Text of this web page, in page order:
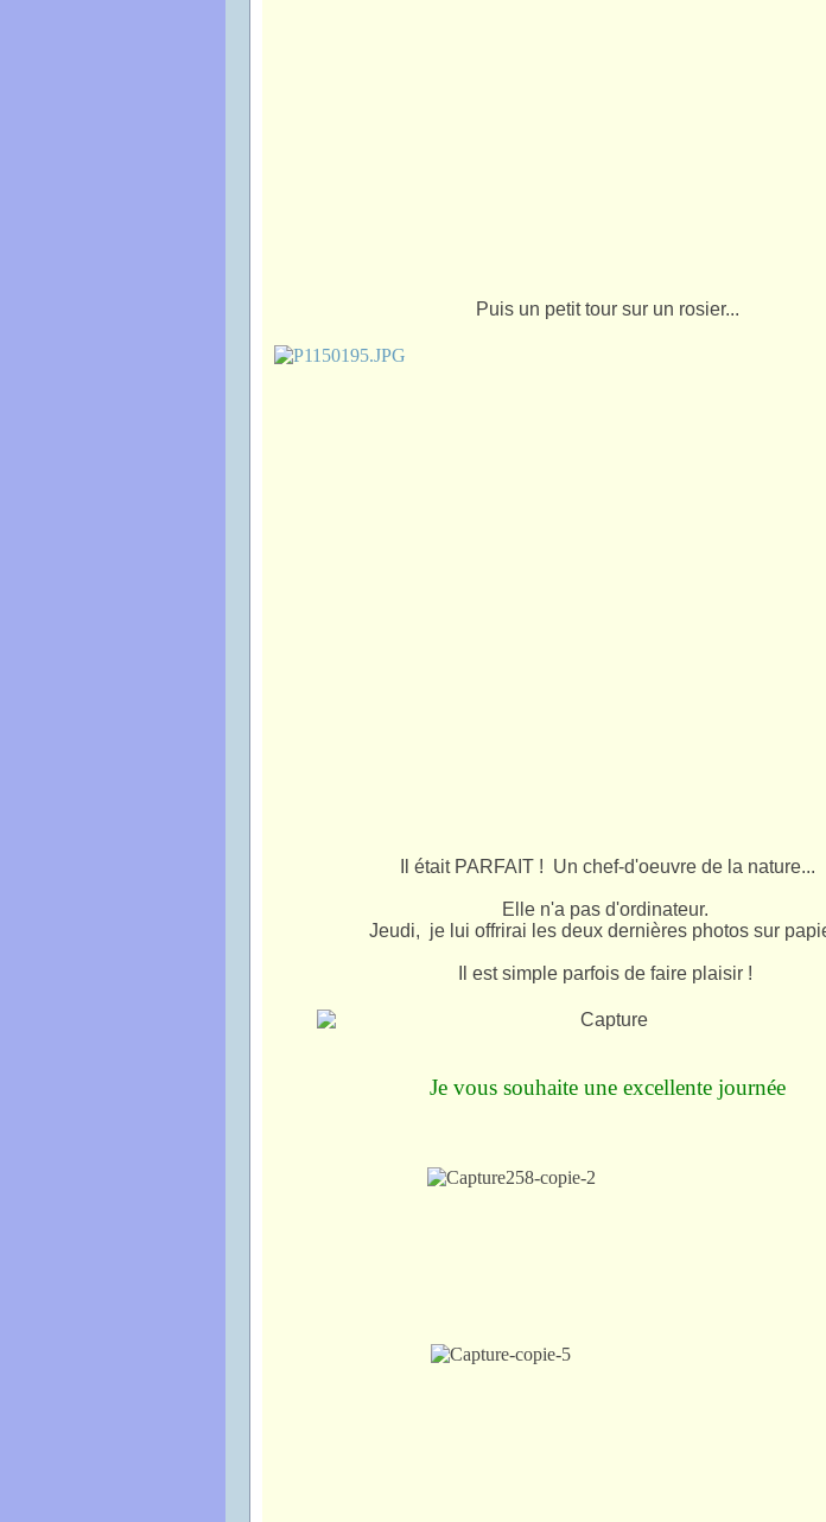
Puis un petit tour sur un rosier...
Il était PARFAIT ! Un chef-d'oeuvre de la nature...
Elle n'a pas d'ordinateur.
Jeudi, je lui offrirai les deux dernières photos sur
Il est simple parfois de faire plaisir !
Je vous souhaite une excellente journée